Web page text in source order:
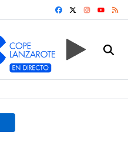
FACEBOOK
YOUTUBE